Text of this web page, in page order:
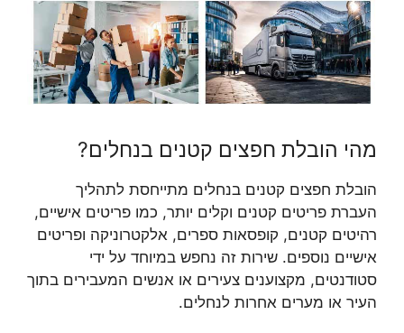
מהי הובלת חפצים קטנים בנחלים?
הובלת חפצים קטנים בנחלים מתייחסת לתהליך
העברת פריטים קטנים וקלים יותר, כמו פריטים אישיים,
רהיטים קטנים, קופסאות ספרים, אלקטרוניקה ופריטים
אישיים נוספים. שירות זה נחפש במיוחד על ידי
סטודנטים, מקצוענים צעירים או אנשים המעבירים בתוך
העיר או מערים אחרות לנחלים.